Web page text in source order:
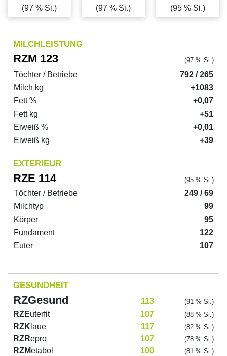
(97 % Si.) (97 % Si.) (95 % Si.)
MILCHLEISTUNG
RZM 123 (97 % Si.)
Töchter / Betriebe
792 / 265
Milch kg
+1083
Fett %
+0,07
Fett kg
+51
Eiweiß %
+0,01
Eiweiß kg
+39
EXTERIEUR
RZE 114 (95 % Si.)
Töchter / Betriebe
249 / 69
Milchtyp
99
Körper
95
Fundament
122
Euter
107
GESUNDHEIT
RZGesund 113 (91 % Si.)
RZEuterfit 107 (88 % Si.)
RZK laue 117 (82 % Si.)
RZRepro 107 (78 % Si.)
RZMetabol 100 (81 % Si.)